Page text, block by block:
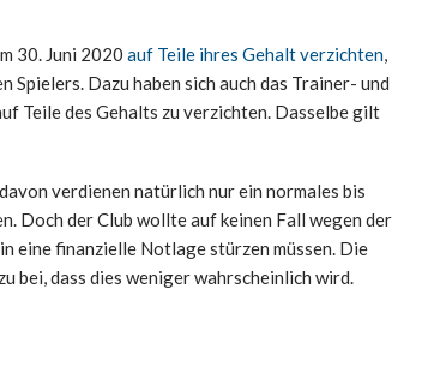
30. Juni 2020 auf Teile ihres Gehalt verzichten,
Spielers. Dazu haben sich auch das Trainer- und
Teile des Gehalts zu verzichten. Dasselbe gilt
verdienen natürlich nur ein normales bis
Doch der Club wollte auf keinen Fall wegen der
eine finanzielle Notlage stürzen müssen. Die
bei, dass dies weniger wahrscheinlich wird.